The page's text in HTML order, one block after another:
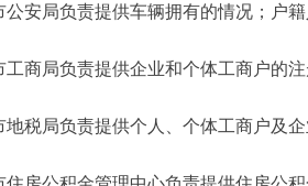
局负责提供车辆拥有的情况；户籍
局负责提供企业和个体工商户的注
局负责提供个人、个体工商户及企